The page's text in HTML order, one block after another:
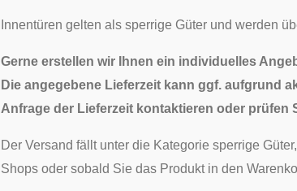
Innentüren gelten als sperrige Güter und werden
Gerne erstellen wir Ihnen ein individuelles
Die angegebene Lieferzeit kann ggf. aufgrund
Anfrage der Lieferzeit kontaktieren oder prüfen
Der Versand fällt unter die Kategorie sperrige
Shops oder sobald Sie das Produkt in den